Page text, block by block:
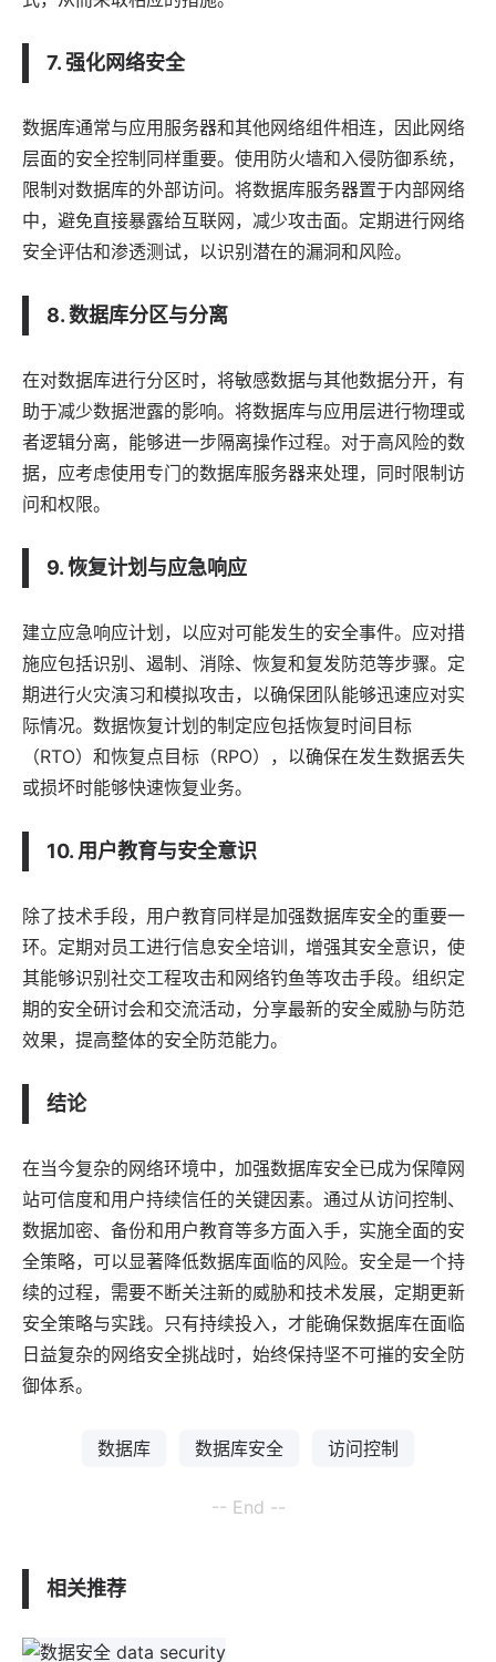
7. 强化网络安全
数据库通常与应用服务器和其他网络组件相连，因此网络
层面的安全控制同样重要。使用防火墙和入侵防御系统，
限制对数据库的外部访问。将数据库服务器置于内部网络
中，避免直接暴露给互联网，减少攻击面。定期进行网络
安全评估和渗透测试，以识别潜在的漏洞和风险。
8. 数据库分区与分离
在对数据库进行分区时，将敏感数据与其他数据分开，有
助于减少数据泄露的影响。将数据库与应用层进行物理或
者逻辑分离，能够进一步隔离操作过程。对于高风险的数
据，应考虑使用专门的数据库服务器来处理，同时限制访
问和权限。
9. 恢复计划与应急响应
建立应急响应计划，以应对可能发生的安全事件。应对措
施应包括识别、遏制、消除、恢复和复发防范等步骤。定
期进行火灾演习和模拟攻击，以确保团队能够迅速应对实
际情况。数据恢复计划的制定应包括恢复时间目标
（RTO）和恢复点目标（RPO），以确保在发生数据丢失
或损坏时能够快速恢复业务。
10. 用户教育与安全意识
除了技术手段，用户教育同样是加强数据库安全的重要一
环。定期对员工进行信息安全培训，增强其安全意识，使
其能够识别社交工程攻击和网络钓鱼等攻击手段。组织定
期的安全研讨会和交流活动，分享最新的安全威胁与防范
效果，提高整体的安全防范能力。
结论
在当今复杂的网络环境中，加强数据库安全已成为保障网
站可信度和用户持续信任的关键因素。通过从访问控制、
数据加密、备份和用户教育等多方面入手，实施全面的安
全策略，可以显著降低数据库面临的风险。安全是一个持
续的过程，需要不断关注新的威胁和技术发展，定期更新
安全策略与实践。只有持续投入，才能确保数据库在面临
日益复杂的网络安全挑战时，始终保持坚不可摧的安全防
御体系。
数据库 数据库安全 访问控制
-- End --
相关推荐